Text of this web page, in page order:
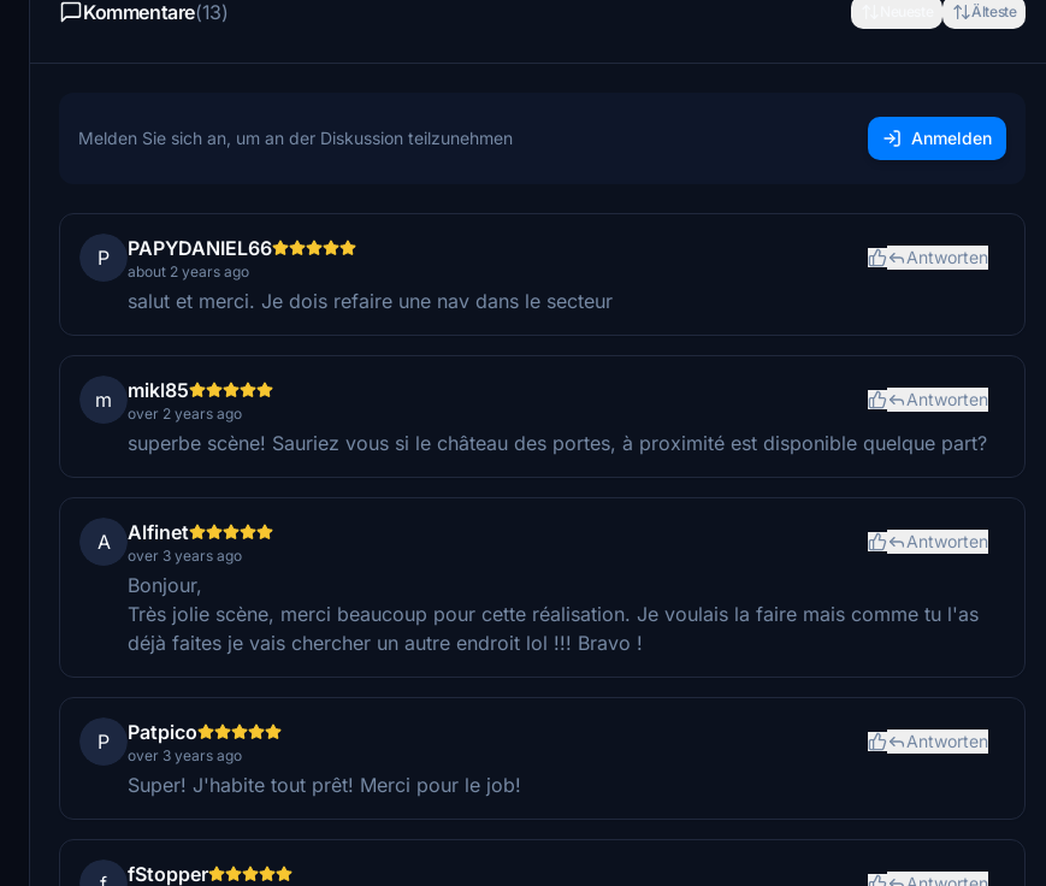
Kommentare(13) Älteste
Melden Sie sich an, um an der Diskussion teilzunehmen Anmelden
P PAPYDANIEL66
about 2 years ago
Antworten
salut et merci. Je dois refaire une nav dans le secteur
m mikl85
over 2 years ago
Antworten
superbe scène! Sauriez vous si le château des portes, à proximité est disponible quelque part?
A Alfinet
over 3 years ago
Antworten
Bonjour,
Très jolie scène, merci beaucoup pour cette réalisation. Je voulais la faire mais comme tu l'as
déjà faites je vais chercher un autre endroit lol !!! Bravo !
P Patpico
over 3 years ago
Antworten
Super! J'habite tout prêt! Merci pour le job!
fStopper